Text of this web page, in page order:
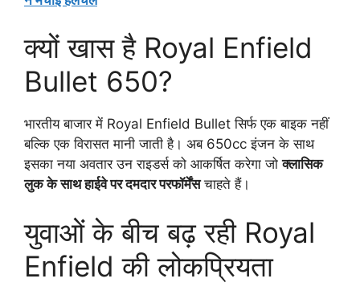
क्यों खास है Royal Enfield
Bullet 650?
भारतीय बाजार में Royal Enfield Bullet सिर्फ एक बाइक नहीं
बल्कि एक विरासत मानी जाती है। अब 650cc इंजन के साथ
इसका नया अवतार उन राइडर्स को आकर्षित करेगा जोक्लासिक
लुक के साथ हाईवे पर दमदार परफॉर्मेंसचाहते हैं।
युवाओं के बीच बढ़ रही Royal
Enfield की लोकप्रियता